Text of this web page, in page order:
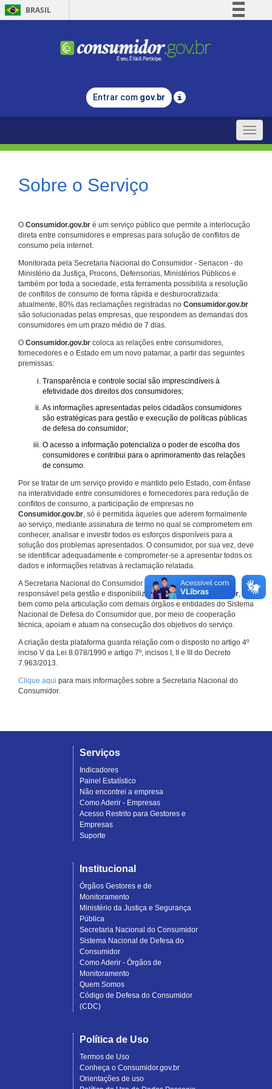
BRASIL
Comunica BR
Legislação
Entrar com gov.br
Toggle
Sobre o Serviço
O Consumidor.gov.br é um serviço público que permite a interlocução
direta entre consumidores e empresas para solução de conflitos de
consumo pela internet.
Monitorada pela Secretaria Nacional do Consumidor - Senacon - do
Ministério da Justiça, Procons, Defensorias, Ministérios Públicos e
também por toda a sociedade, esta ferramenta possibilita a resolução
de conflitos de consumo de forma rápida e desburocratizada:
atualmente, 80% das reclamações registradas no Consumidor.gov.br
são solucionadas pelas empresas, que respondem as demandas dos
consumidores em um prazo médio de 7 dias.
O Consumidor.gov.br coloca as relações entre consumidores,
fornecedores e o Estado em um novo patamar, a partir das seguintes
premissas:
Transparência e controle social são imprescindíveis à
efetividade dos direitos dos consumidores;
As informações apresentadas pelos cidadãos consumidores
são estratégicas para gestão e execução de políticas públicas
de defesa do consumidor;
O acesso a informação potencializa o poder de escolha dos
consumidores e contribui para o aprimoramento das relações
de consumo.
Por se tratar de um serviço provido e mantido pelo Estado, com ênfase
na interatividade entre consumidores e fornecedores para redução de
conflitos de consumo, a participação de empresas no
Consumidor.gov.br, só é permitida àqueles que aderem formalmente
ao serviço, mediante assinatura de termo no qual se comprometem em
conhecer, analisar e investir todos os esforços disponíveis para a
solução dos problemas apresentados. O consumidor, por sua vez, deve
se identificar adequadamente e comprometer-se a apresentar todos os
dados e informações relativas à reclamação relatada.
A Secretaria Nacional do Consumidor do Ministério da Justiça é a
responsável pela gestão e disponibilização doConsumidor.gov.br,
bem como pela articulação com demais órgãos e entidades do Sistema
Nacional de Defesa do Consumidor que, por meio de cooperação
técnica, apoiam e atuam na consecução dos objetivos do serviço.
A criação desta plataforma guarda relação com o disposto no artigo 4º
inciso V da Lei 8.078/1990 e artigo 7º, incisos I, II e III do Decreto
7.963/2013.
Clique aqui para mais informações sobre a Secretaria Nacional do
Consumidor.
Serviços
Indicadores
Painel Estatístico
Não encontrei a empresa
Como Aderir - Empresas
Acesso Restrito para Gestores e
Empresas
Suporte
Institucional
Órgãos Gestores e de
Monitoramento
Ministério da Justiça e Segurança
Pública
Secretaria Nacional do Consumidor
Sistema Nacional de Defesa do
Consumidor
Como Aderir - Órgãos de
Monitoramento
Quem Somos
Código de Defesa do Consumidor
(CDC)
Política de Uso
Termos de Uso
Conheça o Consumidor.gov.br
Orientações de uso